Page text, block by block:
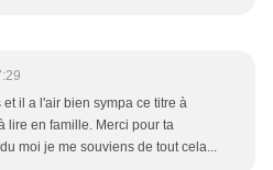
il a l'air bien sympa ce titre à
lire en famille. Merci pour ta
moi je me souviens de tout cela...